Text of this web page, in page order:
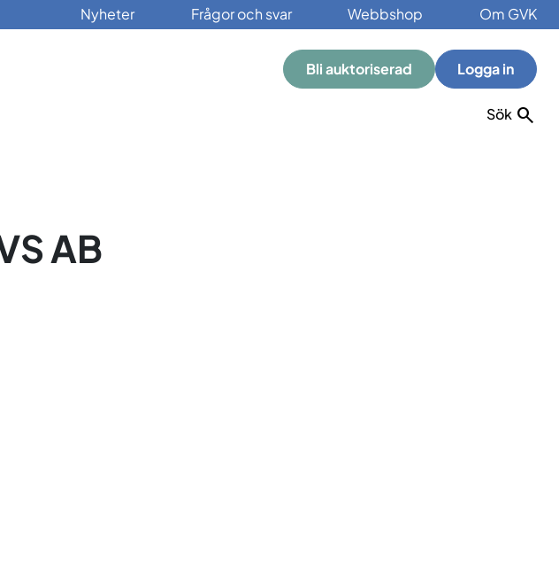
Nyheter Frågor och svar Webbshop Om GVK
Bli auktoriserad Logga in
Sök
AB